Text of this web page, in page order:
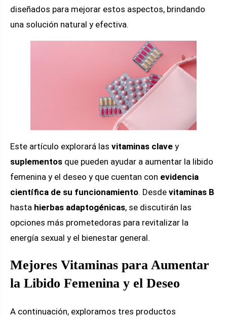
diseñados para mejorar estos aspectos, brindando
una solución natural y efectiva.
Este artículo explorará las vitaminas clave y
suplementos que pueden ayudar a aumentar la libido
femenina y el deseo y que cuentan con evidencia
científica de su funcionamiento. Desde vitaminas B
hasta hierbas adaptogénicas, se discutirán las
opciones más prometedoras para revitalizar la
energía sexual y el bienestar general.
Mejores Vitaminas para Aumentar
la Libido Femenina y el Deseo
A continuación, exploramos tres productos